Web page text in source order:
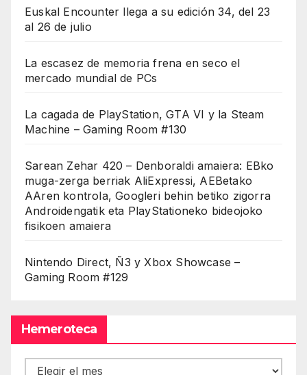
Euskal Encounter llega a su edición 34, del 23
al 26 de julio
La escasez de memoria frena en seco el
mercado mundial de PCs
La cagada de PlayStation, GTA VI y la Steam
Machine – Gaming Room #130
Sarean Zehar 420 – Denboraldi amaiera: EBko
muga-zerga berriak AliExpressi, AEBetako
AAren kontrola, Googleri behin betiko zigorra
Androidengatik eta PlayStationeko bideojoko
fisikoen amaiera
Nintendo Direct, Ñ3 y Xbox Showcase –
Gaming Room #129
Hemeroteca
Hemeroteca